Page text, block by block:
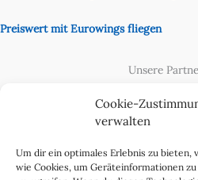
Cookie-
verwalten
Um dir ein optimales Erlebnis zu bieten,
wie Cookies, um Geräteinformationen
Preiswert mit Eurowings fliegen
Unsere